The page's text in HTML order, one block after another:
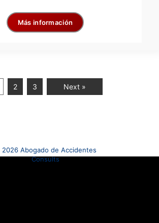
Más información
2 3 Next »
Abogado de Accidentes
Consults